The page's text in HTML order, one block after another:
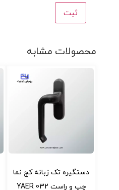
محصولات مشابه
دستگیره تک زبانه کج نما
چپ و راست 032 YAER